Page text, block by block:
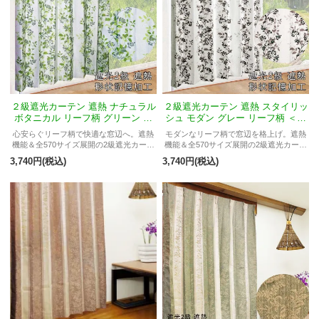
２級遮光カーテン 遮熱 ナチュラル
ボタニカル リーフ柄 グリーン ＜
リフティ＞
心安らぐリーフ柄で快適な窓辺へ。遮熱
機能＆全570サイズ展開の2級遮光カーテ
3,740円(税込)
２級遮光カーテン 遮熱 スタイリッ
シュ モダン グレー リーフ柄 ＜リ
フティ＞
モダンなリーフ柄で窓辺を格上げ。遮熱
機能＆全570サイズ展開の2級遮光カーテ
3,740円(税込)